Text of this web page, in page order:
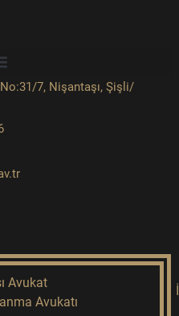
7, Nişantaşı, Şişli/
Avukat
Avukatı